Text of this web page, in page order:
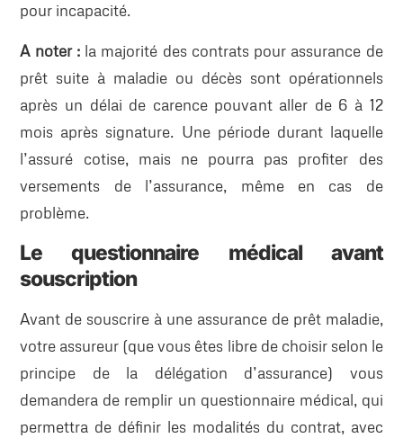
pour incapacité.
A noter :la majorité des contrats pour assurance de
prêt suite à maladie ou décès sont opérationnels
après un délai de carence pouvant aller de 6 à 12
mois après signature. Une période durant laquelle
l’assuré cotise, mais ne pourra pas profiter des
versements de l’assurance, même en cas de
problème.
Le questionnaire médical avant
souscription
Avant de souscrire à une assurance de prêt maladie,
votre assureur (que vous êtes libre de choisir selon le
principe de la délégation d’assurance) vous
demandera de remplir un questionnaire médical, qui
permettra de définir les modalités du contrat, avec